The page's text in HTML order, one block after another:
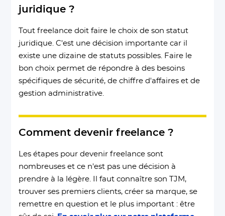
juridique ?
Tout freelance doit faire le choix de son statut
juridique. C'est une décision importante car il
existe une dizaine de statuts possibles. Faire le
bon choix permet de répondre à des besoins
spécifiques de sécurité, de chiffre d'affaires et de
gestion administrative.
Comment devenir freelance ?
Les étapes pour devenir freelance sont
nombreuses et ce n'est pas une décision à
prendre à la légère. Il faut connaître son TJM,
trouver ses premiers clients, créer sa marque, se
remettre en question et le plus important : être